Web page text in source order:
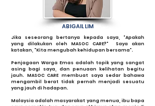
ABIGAIL LIM
Jika seseorang bertanya kepada saya, "Apakah
yang dilakukan oleh MASOC CARE?" Saya akan
katakan, "Kita mengubah kehidupan bersama".
Penjagaan Warga Emas adalah topik yang sangat
asing bagi saya, dan penuaan kelihatan begitu
jauh. MASOC CARE membuat saya sedar bahawa
mengambil berat tidak pernah menjadi sesuatu
yang jauh di hadapan.
Malaysia adalah masyarakat yang menua, ibu bapa